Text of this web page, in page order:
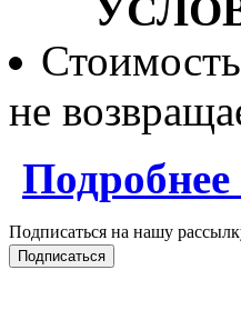
не
Подробнее
Подписаться на нашу